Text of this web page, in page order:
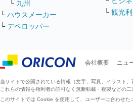
└ 九州
└ ハウスメーカー
└ デベロッパー
└ 観光
会社概要 ニュ
当サイトで公開されている情報（文字、写真、イラスト
これらの情報を権利者の許可なく無断転載・複製などの
このサイトでは Cookie を使用して、ユーザーに合わせ